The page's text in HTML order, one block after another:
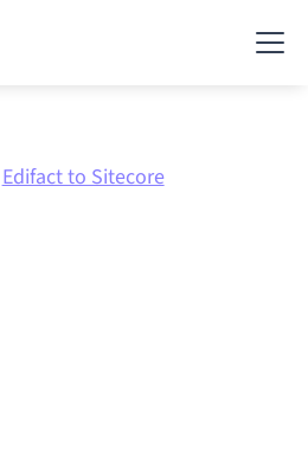
Edifact to Sitecore